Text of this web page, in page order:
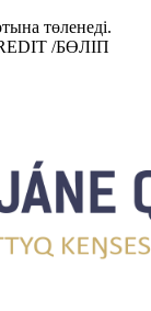
төленеді.
/БӨЛІП